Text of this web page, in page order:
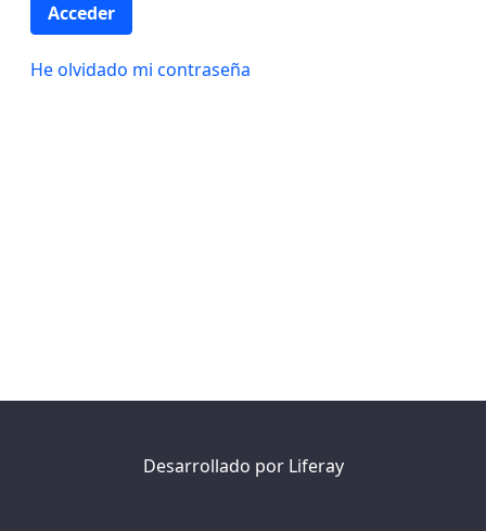
Acceder
He olvidado mi contraseña
Desarrollado por Liferay